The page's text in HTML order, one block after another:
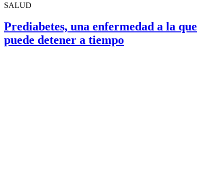
SALUD
Prediabetes, una enfermedad a la que
puede detener a tiempo